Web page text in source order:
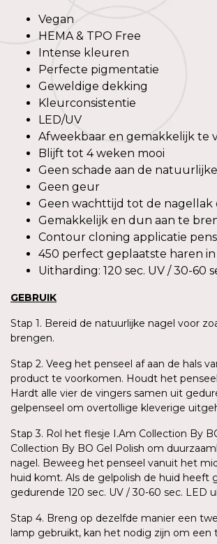
Vegan
HEMA & TPO Free
Intense kleuren
Perfecte pigmentatie
Geweldige dekking
Kleurconsistentie
LED/UV
Afweekbaar en gemakkelijk te
Blijft tot 4 weken mooi
Geen schade aan de
Geen geur
Geen wachttijd tot de nagellak
Gemakkelijk en dun aan te
Contour cloning applicatie
450 perfect geplaatste haren in
Uitharding: 120 sec. UV / 30-60
GEBRUIK
Stap 1. Bereid de natuurlijke nagel voor
brengen.
Stap 2. Veeg het penseel af aan de hals
product te voorkomen. Houdt het
Hardt alle vier de vingers samen uit
gelpenseel om overtollige kleverige
Stap 3. Rol het flesje I.Am Collection By
Collection By BO Gel Polish om
nagel. Beweeg het penseel vanuit het
huid komt. Als de gelpolish de huid heeft
gedurende 120 sec. UV / 30-60 sec. LED
Stap 4. Breng op dezelfde manier een
lamp gebruikt, kan het nodig zijn om